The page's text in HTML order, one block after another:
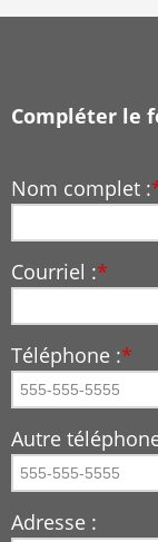
Compléter le
Nom complet :
Courriel :*
Téléphone :*
Autre
Adresse :